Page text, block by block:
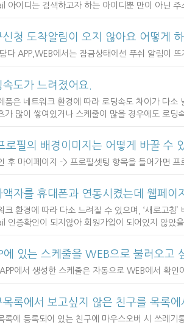
아이디는 검색하고자 하는 아이디뿐 만이 아닌
신청 도착알림이 오지 않아요 어떻게
다 APP,WEB에서는 잠금상태에선 푸쉬 알림이
속도가 느려졌어요.
품은 네트워크 환경에 따라 로딩속도 차이가 다소
가 많이 쌓여있거나 스케줄이 많을 경우에도 로딩
로필의 배경이미지는 어떻게 바꿀 수
후 마이페이지 -> 프로필셋팅 항목을 들어가면
액자를 휴대폰과 연동시켰는데 웹페
크 환경에 따라 다소 느려질 수 있으며, ‘새로고침’
인증확인이 되지않아 회원가입이 되어있지 않았
에 있는 스케줄을 WEB으로 불러오고
에서 생성한 스케줄은 자동으로 WEB에서 확인
목록에서 보고싶지 않은 친구를 목록
록에 등록되어 있는 친구에 마우스오버 시 쓰레기